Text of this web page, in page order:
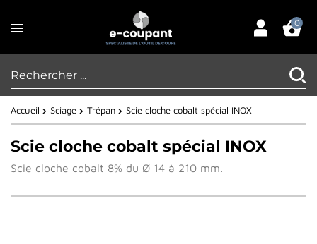
0
Accueil Sciage Trépan Scie cloche cobalt spécial INOX
Scie cloche cobalt spécial INOX
Scie cloche cobalt 8% du Ø 14 à 210 mm.